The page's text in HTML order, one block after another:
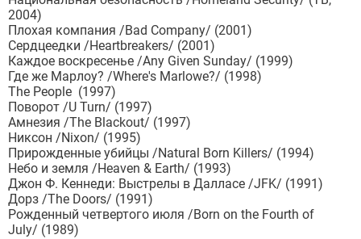
2004)
Плохая компания /Bad Company/ (2001)
Сердцеедки /Heartbreakers/ (2001)
Каждое воскресенье /Any Given Sunday/ (1999)
Где же Марлоу? /Where's Marlowe?/ (1998)
The People (1997)
Поворот /U Turn/ (1997)
Амнезия /The Blackout/ (1997)
Никсон /Nixon/ (1995)
Прирожденные убийцы /Natural Born Killers/ (1994)
Небо и земля /Heaven & Earth/ (1993)
Джон Ф. Кеннеди: Выстрелы в Далласе /JFK/ (1991)
Дорз /The Doors/ (1991)
Рожденный четвертого июля /Born on the Fourth of
July/ (1989)